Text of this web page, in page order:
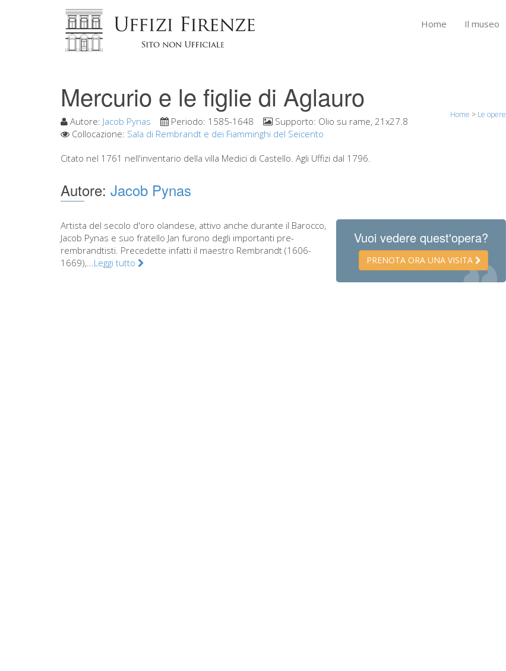
Home Il museo
Mercurio e le figlie di Aglauro
Home > Le opere
Autore: Jacob Pynas Periodo: 1585-1648 Supporto: Olio su rame, 21x27.8
Collocazione: Sala di Rembrandt e dei Fiamminghi del Seicento
Citato nel 1761 nell'inventario della villa Medici di Castello. Agli Uffizi dal 1796.
Autore: Jacob Pynas
Vuoi vedere quest'opera?
PRENOTA ORA UNA VISITA
Artista del secolo d'oro olandese, attivo anche durante il Barocco,
Jacob Pynas e suo fratello Jan furono degli importanti pre-
rembrandtisti. Precedette infatti il maestro Rembrandt (1606-
1669),...Leggi tutto